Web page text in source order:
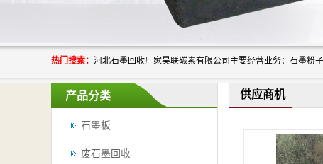
热门搜索：
产品分类
石墨板
废石墨回收
供应商机